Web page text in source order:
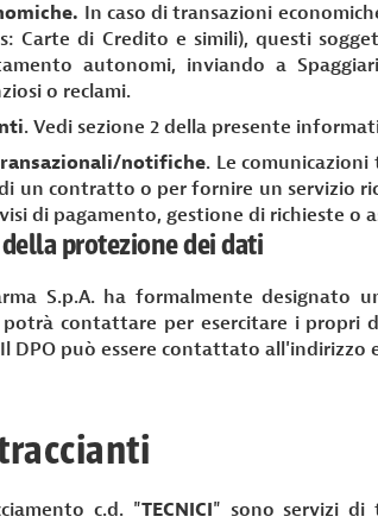
In caso di transazioni
Carte di Credito e simili), questi
autonomi, inviando a
o reclami.
. Vedi sezione 2 della presente
notifiche. Le
di un contratto o per fornire un servizio
di pagamento, gestione di richieste o
protezione dei dati
S.p.A. ha formalmente designato
contattare per esercitare i propri
DPO può essere contattato all'indirizzo
c.d. "TECNICI" sono servizi